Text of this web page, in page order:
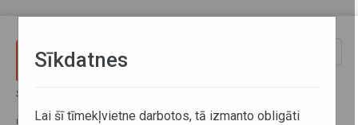
Sākums
maršrutos Rīga–Vecumnieki, Rīga–Skaistkalne un Bauska–
Sīkdatnes
Lai šī tīmekļvietne darbotos, tā izmanto obligāti